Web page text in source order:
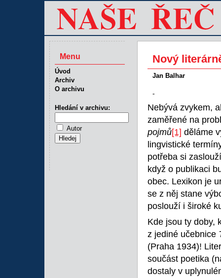
Nový
Jan Balhar
-
Nebývá zvykem,
zaměřené na
pojmů[1] děláme
lingvistické
potřeba si
když o publikaci
obec. Lexikon je
se z něj stane
poslouží i široké
Kde jsou ty doby,
z jediné učebnice
(Praha 1934)!
součást poetika
dostaly v
Menu
Úvod
Archiv
O archivu
Hledání v archivu:
Autor